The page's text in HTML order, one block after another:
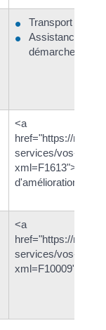
Transport à la
Assistance
démarches
<a
href="https://
services/vos-
xml=F1613">Aide
d'amélioration du
<a
href="https://
services/vos-